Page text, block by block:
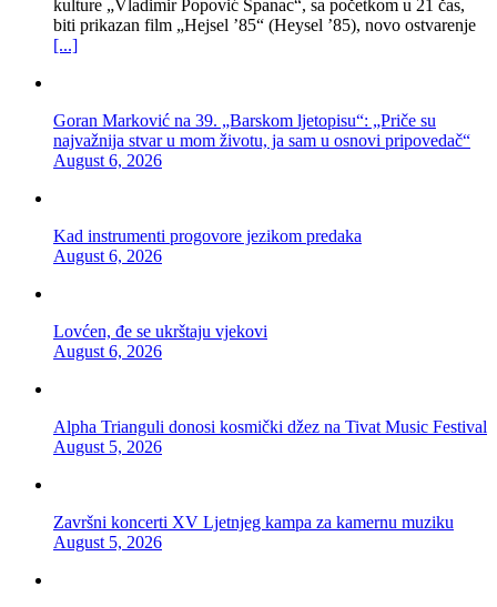
kulture „Vladimir Popović Španac“, sa početkom u 21 čas,
biti prikazan film „Hejsel ’85“ (Heysel ’85), novo ostvarenje
[...]
Goran Marković na 39. „Barskom ljetopisu“: „Priče su
najvažnija stvar u mom životu, ja sam u osnovi pripovedač“
August 6, 2026
Kad instrumenti progovore jezikom predaka
August 6, 2026
Lovćen, đe se ukrštaju vjekovi
August 6, 2026
Alpha Trianguli donosi kosmički džez na Tivat Music Festival
August 5, 2026
Završni koncerti XV Ljetnjeg kampa za kamernu muziku
August 5, 2026